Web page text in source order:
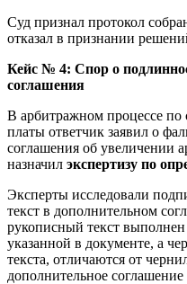
Суд признал протокол
отказал в признании
Кейс № 4: Спор о
соглашения
В арбитражном процессе по
платы ответчик заявил о
соглашения об увеличении
назначил экспертизу по
Эксперты исследовали
текст в дополнительном
рукописный текст
указанной в документе, а
текста, отличаются от
дополнительное